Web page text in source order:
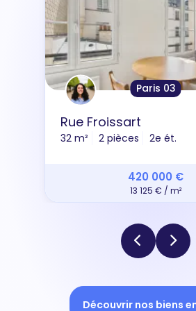
Paris 03
Rue Froissart
32 m² 2 pièces 2e ét.
420 000 €
13 125 € / m²
Découvrir nos biens